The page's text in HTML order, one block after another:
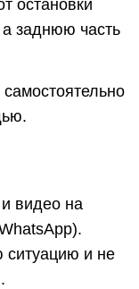
остановки
а заднюю часть
видео на
ситуацию и не